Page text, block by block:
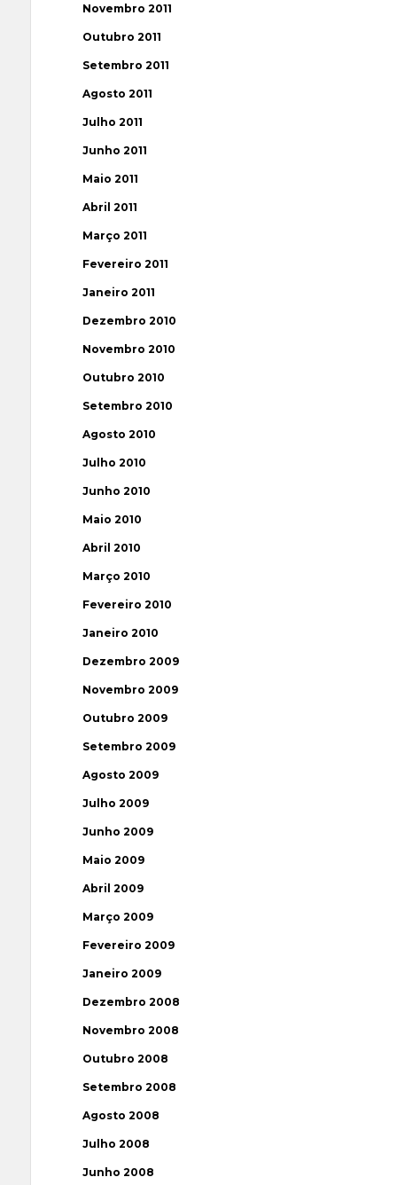
Novembro 2011
Outubro 2011
Setembro 2011
Agosto 2011
Julho 2011
Junho 2011
Maio 2011
Abril 2011
Março 2011
Fevereiro 2011
Janeiro 2011
Dezembro 2010
Novembro 2010
Outubro 2010
Setembro 2010
Agosto 2010
Julho 2010
Junho 2010
Maio 2010
Abril 2010
Março 2010
Fevereiro 2010
Janeiro 2010
Dezembro 2009
Novembro 2009
Outubro 2009
Setembro 2009
Agosto 2009
Julho 2009
Junho 2009
Maio 2009
Abril 2009
Março 2009
Fevereiro 2009
Janeiro 2009
Dezembro 2008
Novembro 2008
Outubro 2008
Setembro 2008
Agosto 2008
Julho 2008
Junho 2008